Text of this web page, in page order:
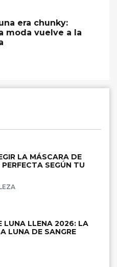
era chunky:
moda vuelve a la
LA MÁSCARA DE
SEGÚN TU
LUNA LLENA 2026: LA
LUNA DE SANGRE